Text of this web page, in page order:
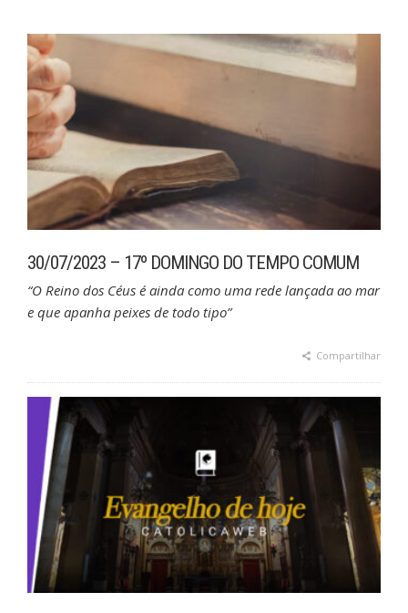
30/07/2023 – 17º DOMINGO DO TEMPO COMUM
“O Reino dos Céus é ainda como uma rede lançada ao mar
e que apanha peixes de todo tipo”
Compartilhar